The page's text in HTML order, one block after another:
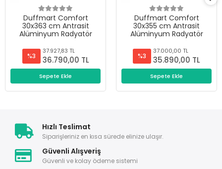
Duffmart Comfort
30x363 cm Antrasit
Alüminyum Radyatör
%3
37.927,83 TL
36.790,00 TL
Sepete Ekle
Duffmart Comfort
30x355 cm Antrasit
Alüminyum Radyatör
%3
37.000,00 TL
35.890,00 TL
Sepete Ekle
Hızlı Teslimat
Siparişleriniz en kısa sürede elinize ulaşır.
Güvenli Alışveriş
Güvenli ve kolay ödeme sistemi